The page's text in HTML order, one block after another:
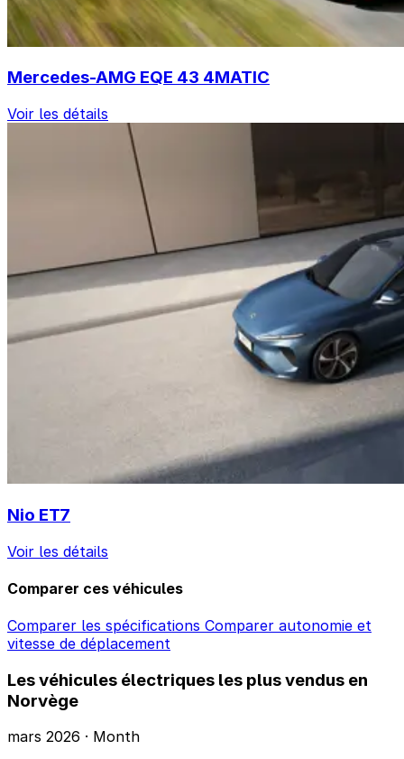
Mercedes-AMG EQE 43 4MATIC
Voir les détails
Nio ET7
Voir les détails
Comparer ces véhicules
Comparer les spécifications Comparer autonomie et
vitesse de déplacement
Les véhicules électriques les plus vendus en
Norvège
mars 2026 · Month